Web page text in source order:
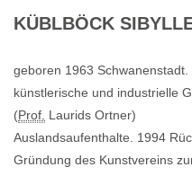
KÜBLBÖCK
geboren 1963
künstlerische und industrielle
(Prof. Laurids Ortner)
Auslandsaufenthalte. 1994
Gründung des Kunstvereins